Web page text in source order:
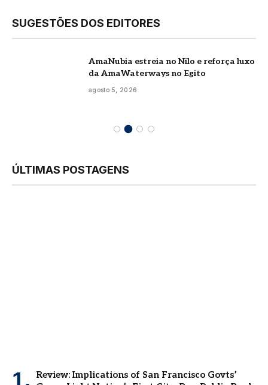
SUGESTÕES DOS EDITORES
AmaNubia estreia no Nilo e reforça luxo
da AmaWaterways no Egito
agosto 5, 2026
ÚLTIMAS POSTAGENS
Review: Implications of San Francisco Govts’